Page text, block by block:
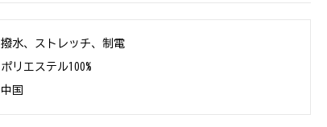
撥水、ストレッチ、制電
ポリエステル100%
中国